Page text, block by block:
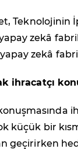
zekâ
zekâ
ihracatçı
bir